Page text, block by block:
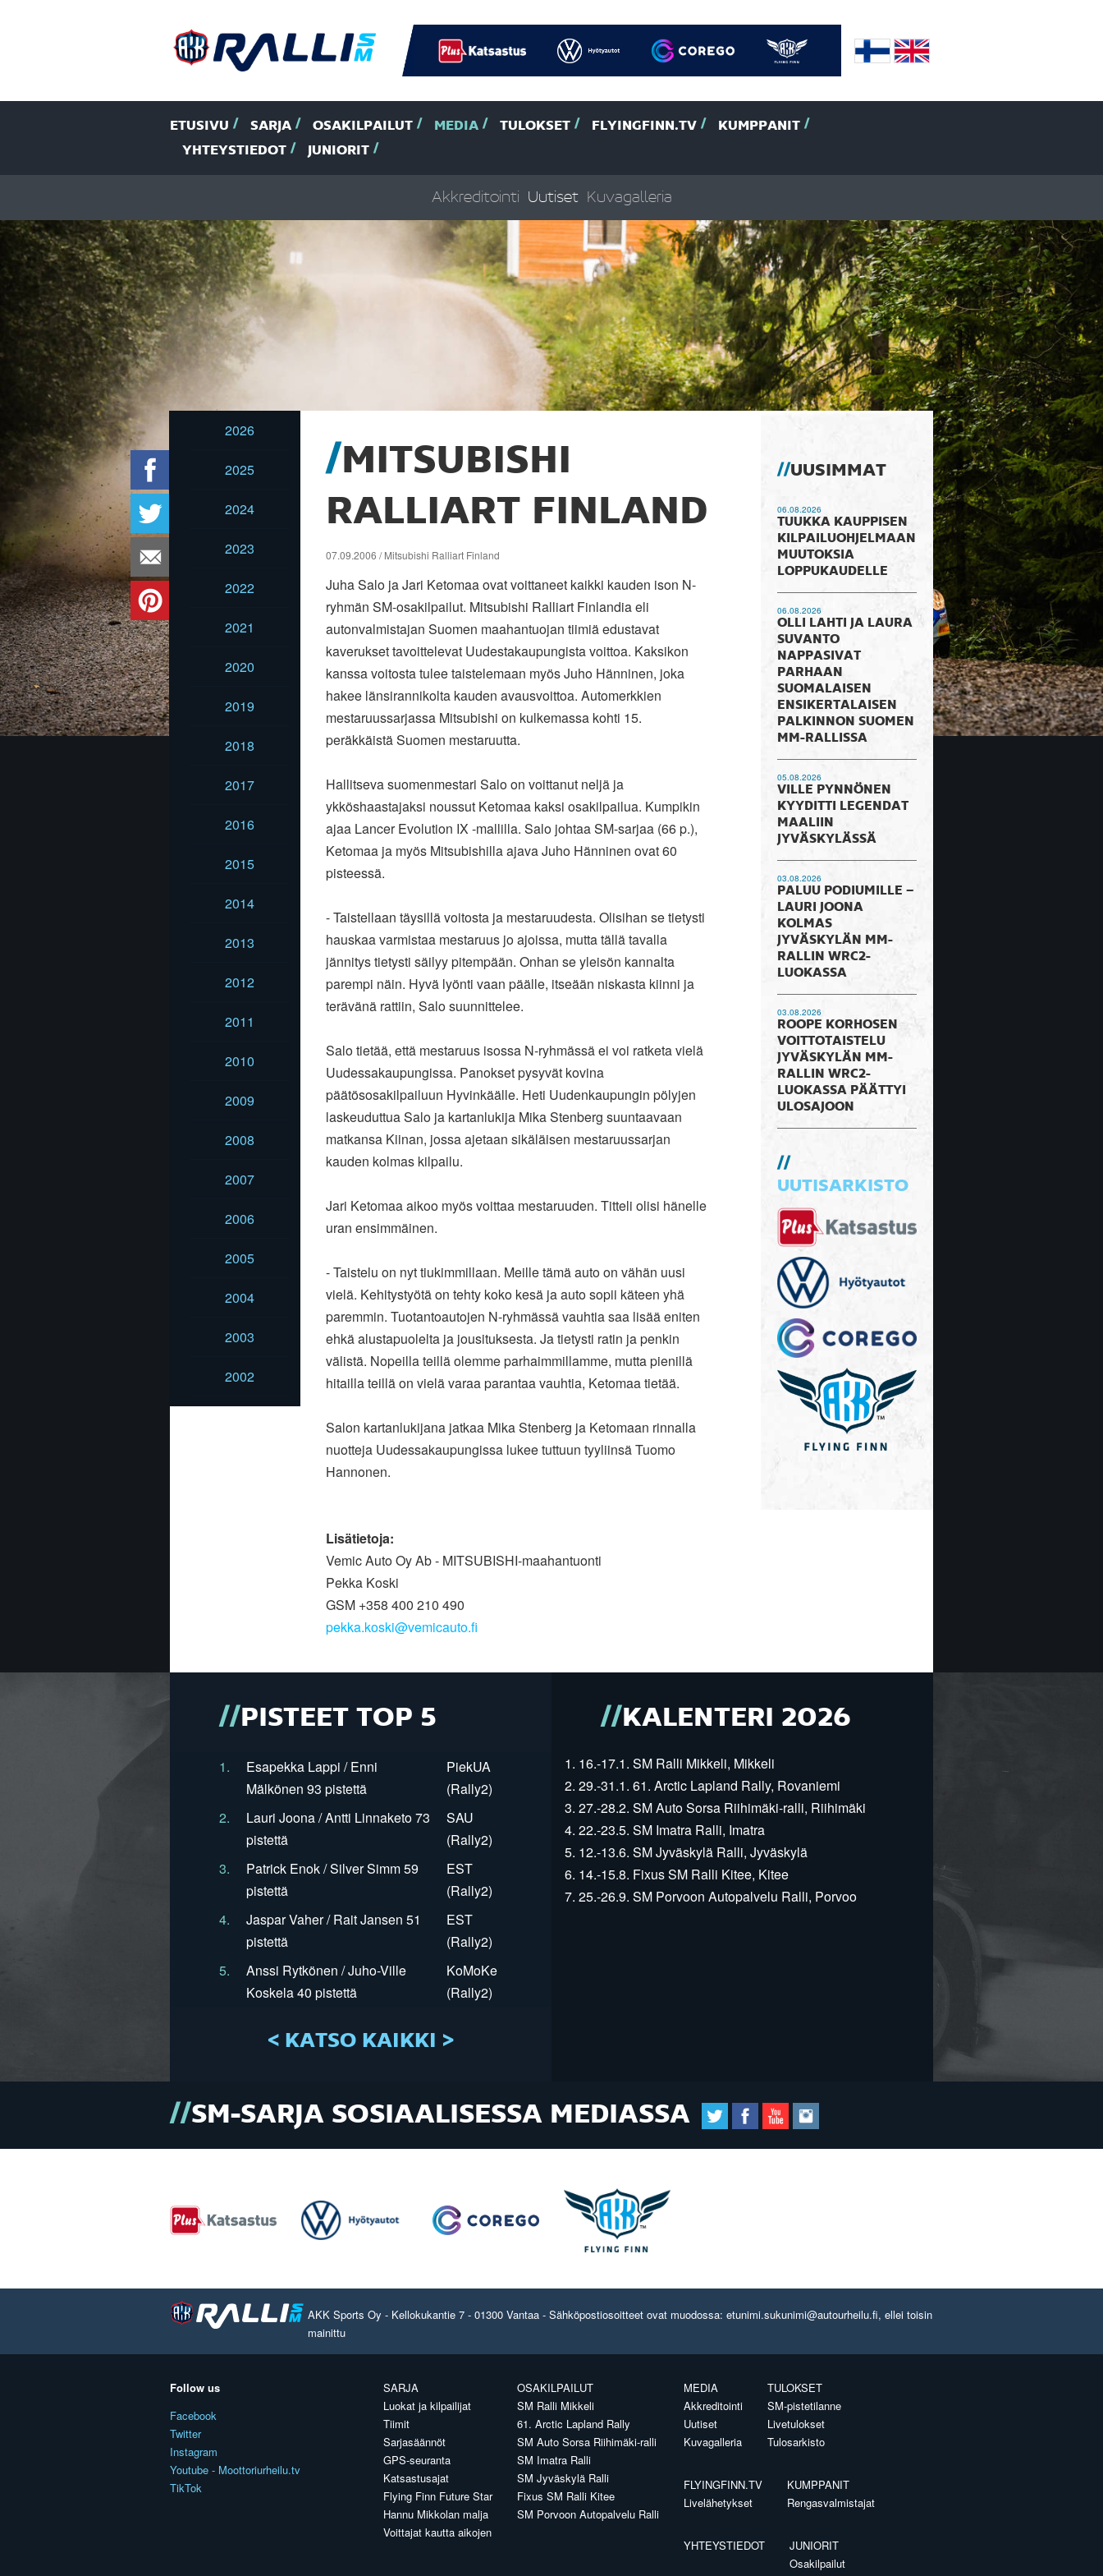
ETUSIVU SARJA OSAKILPAILUT MEDIA TULOKSET FLYINGFINN.TV
KUMPPANIT
YHTEYSTIEDOT
JUNIORIT
Akkreditointi Uutiset Kuvagalleria
2026
2025
2024
2023
2022
2021
2020
2019
2018
2017
2016
2015
2014
2013
2012
2011
2010
2009
2008
2007
2006
2005
2004
2003
2002
MITSUBISHI
RALLIART FINLAND
07.09.2006 / Mitsubishi Ralliart Finland
Juha Salo ja Jari Ketomaa ovat voittaneet kaikki kauden ison N-
ryhmän SM-osakilpailut. Mitsubishi Ralliart Finlandia eli
autonvalmistajan Suomen maahantuojan tiimiä edustavat
kaverukset tavoittelevat Uudestakaupungista voittoa. Kaksikon
kanssa voitosta tulee taistelemaan myös Juho Hänninen, joka
hakee länsirannikolta kauden avausvoittoa. Automerkkien
mestaruussarjassa Mitsubishi on kulkemassa kohti 15.
peräkkäistä Suomen mestaruutta.
Hallitseva suomenmestari Salo on voittanut neljä ja
ykköshaastajaksi noussut Ketomaa kaksi osakilpailua. Kumpikin
ajaa Lancer Evolution IX -mallilla. Salo johtaa SM-sarjaa (66 p.),
Ketomaa ja myös Mitsubishilla ajava Juho Hänninen ovat 60
pisteessä.
- Taistellaan täysillä voitosta ja mestaruudesta. Olisihan se tietysti
hauskaa varmistaa mestaruus jo ajoissa, mutta tällä tavalla
jännitys tietysti säilyy pitempään. Onhan se yleisön kannalta
parempi näin. Hyvä lyönti vaan päälle, itseään niskasta kiinni ja
terävänä rattiin, Salo suunnittelee.
Salo tietää, että mestaruus isossa N-ryhmässä ei voi ratketa vielä
Uudessakaupungissa. Panokset pysyvät kovina
päätösosakilpailuun Hyvinkäälle. Heti Uudenkaupungin pölyjen
laskeuduttua Salo ja kartanlukija Mika Stenberg suuntaavaan
matkansa Kiinan, jossa ajetaan sikäläisen mestaruussarjan
kauden kolmas kilpailu.
Jari Ketomaa aikoo myös voittaa mestaruuden. Titteli olisi hänelle
uran ensimmäinen.
- Taistelu on nyt tiukimmillaan. Meille tämä auto on vähän uusi
vielä. Kehitystyötä on tehty koko kesä ja auto sopii käteen yhä
paremmin. Tuotantoautojen N-ryhmässä vauhtia saa lisää eniten
ehkä alustapuolelta ja jousituksesta. Ja tietysti ratin ja penkin
välistä. Nopeilla teillä olemme parhaimmillamme, mutta pienillä
hitailla teillä on vielä varaa parantaa vauhtia, Ketomaa tietää.
Salon kartanlukijana jatkaa Mika Stenberg ja Ketomaan rinnalla
nuotteja Uudessakaupungissa lukee tuttuun tyyliinsä Tuomo
Hannonen.
Lisätietoja:
Vemic Auto Oy Ab - MITSUBISHI-maahantuonti
Pekka Koski
GSM +358 400 210 490
pekka.koski@vemicauto.fi
UUSIMMAT
06.08.2026
TUUKKA KAUPPISEN
KILPAILUOHJELMAAN
MUUTOKSIA
LOPPUKAUDELLE
06.08.2026
OLLI LAHTI JA LAURA
SUVANTO
NAPPASIVAT
PARHAAN
SUOMALAISEN
ENSIKERTALAISEN
PALKINNON SUOMEN
MM-RALLISSA
05.08.2026
VILLE PYNNÖNEN
KYYDITTI LEGENDAT
MAALIIN
JYVÄSKYLÄSSÄ
03.08.2026
PALUU PODIUMILLE –
LAURI JOONA
KOLMAS
JYVÄSKYLÄN MM-
RALLIN WRC2-
LUOKASSA
03.08.2026
ROOPE KORHOSEN
VOITTOTAISTELU
JYVÄSKYLÄN MM-
RALLIN WRC2-
LUOKASSA PÄÄTTYI
ULOSAJOON
UUTISARKISTO
PISTEET TOP 5
1.
Esapekka Lappi / Enni
Mälkönen 93 pistettä
PiekUA
(Rally2)
2.
Lauri Joona / Antti Linnaketo 73
pistettä
SAU
(Rally2)
3.
Patrick Enok / Silver Simm 59
pistettä
EST
(Rally2)
4.
Jaspar Vaher / Rait Jansen 51
pistettä
EST
(Rally2)
5.
Anssi Rytkönen / Juho-Ville
Koskela 40 pistettä
KoMoKe
(Rally2)
< KATSO KAIKKI >
KALENTERI 2026
1. 16.-17.1. SM Ralli Mikkeli, Mikkeli
2. 29.-31.1. 61. Arctic Lapland Rally, Rovaniemi
3. 27.-28.2. SM Auto Sorsa Riihimäki-ralli, Riihimäki
4. 22.-23.5. SM Imatra Ralli, Imatra
5. 12.-13.6. SM Jyväskylä Ralli, Jyväskylä
6. 14.-15.8. Fixus SM Ralli Kitee, Kitee
7. 25.-26.9. SM Porvoon Autopalvelu Ralli, Porvoo
SM-SARJA SOSIAALISESSA MEDIASSA
AKK Sports Oy - Kellokukantie 7 - 01300 Vantaa - Sähköpostiosoitteet ovat muodossa: etunimi.sukunimi@autourheilu.fi, ellei toisin
mainittu
Follow us
Facebook
Twitter
Instagram
Youtube - Moottoriurheilu.tv
TikTok
SARJA
Luokat ja kilpailijat
Tiimit
Sarjasäännöt
GPS-seuranta
Katsastusajat
Flying Finn Future Star
Hannu Mikkolan malja
Voittajat kautta aikojen
OSAKILPAILUT
SM Ralli Mikkeli
61. Arctic Lapland Rally
SM Auto Sorsa Riihimäki-ralli
SM Imatra Ralli
SM Jyväskylä Ralli
Fixus SM Ralli Kitee
SM Porvoon Autopalvelu Ralli
MEDIA
Akkreditointi
Uutiset
Kuvagalleria
TULOKSET
SM-pistetilanne
Livetulokset
Tulosarkisto
FLYINGFINN.TV
Livelähetykset
KUMPPANIT
Rengasvalmistajat
YHTEYSTIEDOT
JUNIORIT
Osakilpailut